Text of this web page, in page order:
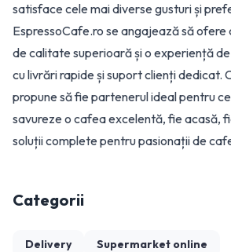
satisface cele mai diverse gusturi și
EspressoCafe.ro se angajează să ofere
de calitate superioară și o experiență
cu livrări rapide și suport clienți dedicat.
propune să fie partenerul ideal pentru
savureze o cafea excelentă, fie acasă,
soluții complete pentru pasionații de
Categorii
Delivery Supermarket online